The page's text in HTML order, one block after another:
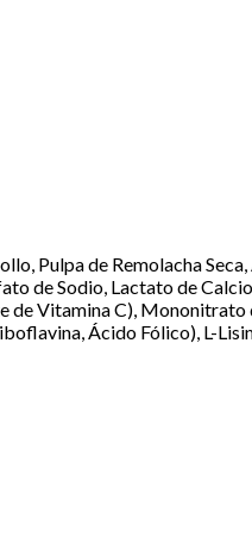
Pulpa de Remolacha
de Sodio, Lactato de
Vitamina C), Mononitrato
Ácido Fólico), L-